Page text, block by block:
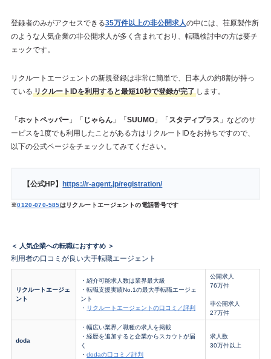
登録者のみがアクセスできる35万件以上の非公開求人の中には、荏原製作所
のような人気企業の非公開求人が多く含まれており、転職検討中の方は要チ
ェックです。
リクルートエージェントの新規登録は非常に簡単で、日本人の約8割が持っ
ている リクルートIDを利用すると最短10秒で登録が完了します。
「ホットペッパー」「 じゃらん」「SUUMO」「 スタディプラス 」などのサ
ービスを1度でも利用したことがある方はリクルートIDをお持ちですので、
以下の公式ページをチェックしてみてください。
【公式HP】https://r-agent.jp/registration/
※0120-070-585はリクルートエージェントの電話番号です
＜ 人気企業への転職におすすめ ＞
利用者の口コミが良い大手転職エージェント
リクルートエージェ
ント
・紹介可能求人数は業界最大級
・転職支援実績No.1の最大手転職エージェ
ント
・ リクルートエージェントの口コミ／評判
公開求人
76万件
非公開求人
27万件
doda
・幅広い業界／職種の求人を掲載
・経歴を追加すると企業からスカウトが届
く
・dodaの口コミ／評判
求人数
30万件以上